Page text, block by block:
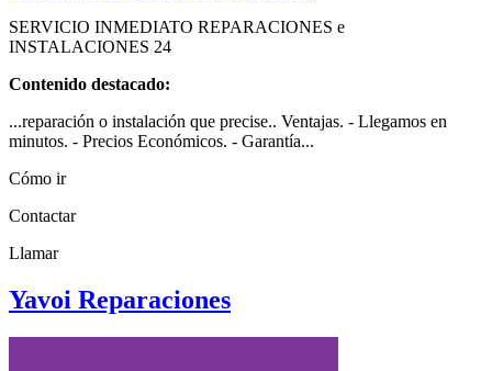
SERVICIO INMEDIATO REPARACIONES e
INSTALACIONES 24
Contenido destacado:
...reparación o instalación que precise.. Ventajas. - Llegamos en
minutos. - Precios Económicos. - Garantía...
Cómo ir
Contactar
Llamar
Yavoi Reparaciones